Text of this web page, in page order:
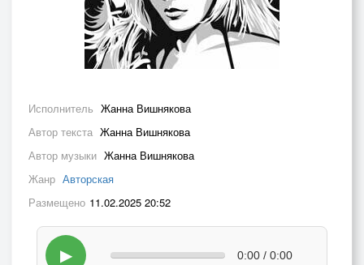
Исполнитель Жанна Вишнякова
Автор текста Жанна Вишнякова
Автор музыки Жанна Вишнякова
Жанр Авторская
Размещено 11.02.2025 20:52
▶ 0:00 / 0:00